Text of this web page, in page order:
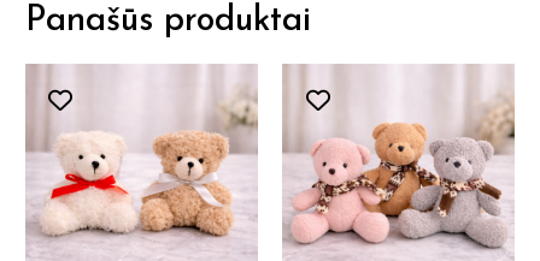
Panašūs produktai